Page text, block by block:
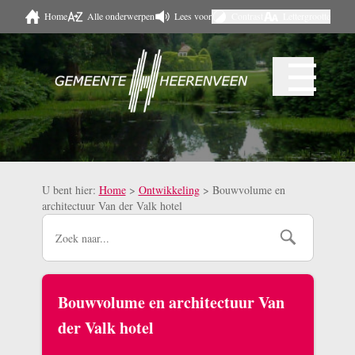
Naar hoofdinhoud
Home Alle onderwerpen Lees voor
Menu ☰
U bent hier: Home > Ontwikkeling > Bouwvolume en
architectuur Van der Valk hotel
Bouwvolume en architectuur Van
der Valk hotel